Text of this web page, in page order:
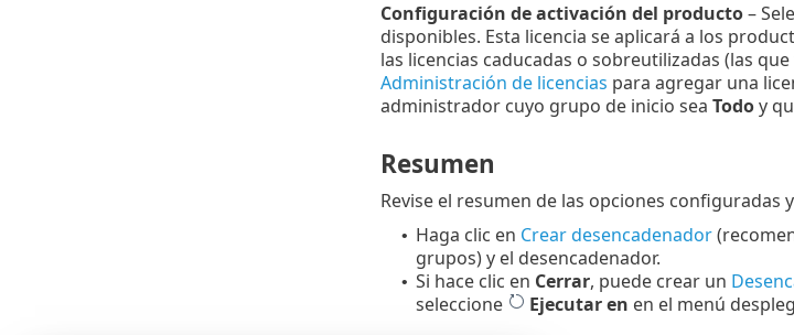
Configuración de activación del producto–
disponibles. Esta licencia se aplicará a los
las licencias caducadas o sobreutilizadas (las
Administración de licencias para agregar una
administrador cuyo grupo de inicio sea Todoy
Resumen
Revise el resumen de las opciones configuradas
• Haga clic en Crear desencadenador
grupos) y el desencadenador.
• Si hace clic en Cerrar, puede crear un
seleccione
Ejecutar en en el menú